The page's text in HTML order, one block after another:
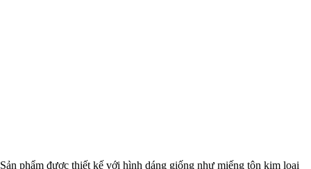
Sản phẩm được thiết kế với hình dáng giống như miếng tôn kim loại